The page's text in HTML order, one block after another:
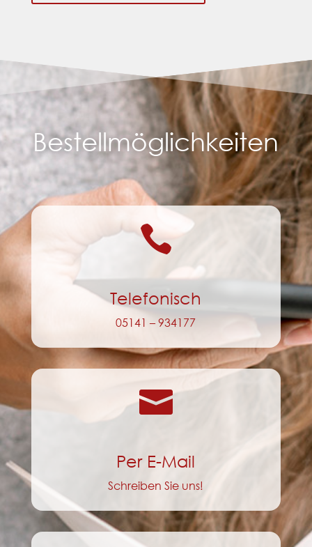
Bestellmöglichkeiten

Telefonisch
05141 – 934177

Per E-Mail
Schreiben Sie uns!